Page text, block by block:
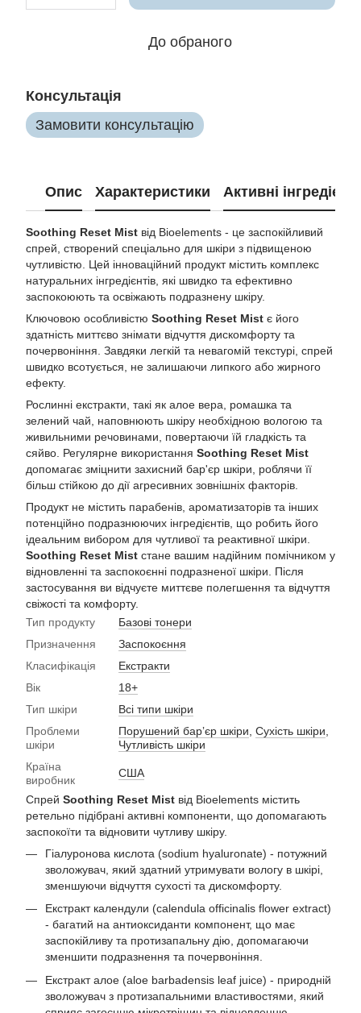
До обраного
Консультація
Замовити консультацію
Опис Характеристики Активні
Soothing Reset Mist від Bioelements - це заспокійливий
спрей, створений спеціально для шкіри з підвищеною
чутливістю. Цей інноваційний продукт містить комплекс
натуральних інгредієнтів, які швидко та ефективно
заспокоюють та освіжають подразнену шкіру.
Ключовою особливістю Soothing Reset Mist є його
здатність миттєво знімати відчуття дискомфорту та
почервоніння. Завдяки легкій та невагомій текстурі, спрей
швидко всотується, не залишаючи липкого або жирного
ефекту.
Рослинні екстракти, такі як алое вера, ромашка та
зелений чай, наповнюють шкіру необхідною вологою та
живильними речовинами, повертаючи їй гладкість та
сяйво. Регулярне використання Soothing Reset Mist
допомагає зміцнити захисний бар'єр шкіри, роблячи її
більш стійкою до дії агресивних зовнішніх факторів.
Продукт не містить парабенів, ароматизаторів та інших
потенційно подразнюючих інгредієнтів, що робить його
ідеальним вибором для чутливої та реактивної шкіри.
Soothing Reset Mist стане вашим надійним помічником у
відновленні та заспокоєнні подразненої шкіри. Після
застосування ви відчуєте миттєве полегшення та відчуття
свіжості та комфорту.
Тип продукту
Базові тонери
Призначення
Заспокоєння
Класифікація
Екстракти
Вік
18+
Тип шкіри
Всі типи шкіри
Проблеми
шкіри
Порушений барʼєр шкіри Сухість шкіри
Чутливість шкіри
Країна
виробник
США
Спрей Soothing Reset Mist від Bioelements містить
ретельно підібрані активні компоненти, що допомагають
заспокоїти та відновити чутливу шкіру.
Гіалуронова кислота (sodium hyaluronate) - потужний
зволожувач, який здатний утримувати вологу в шкірі,
зменшуючи відчуття сухості та дискомфорту.
Екстракт календули (calendula officinalis flower extract)
- багатий на антиоксиданти компонент, що має
заспокійливу та протизапальну дію, допомагаючи
зменшити подразнення та почервоніння.
Екстракт алое (aloe barbadensis leaf juice) - природній
зволожувач з протизапальними властивостями, який